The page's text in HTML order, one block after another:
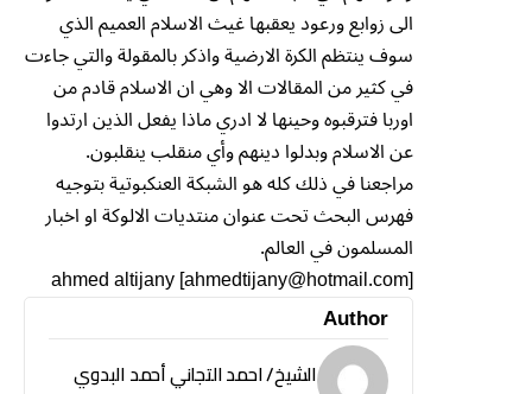
الى زوابع ورعود يعقبها غيث الاسلام العميم الذي
سوف ينتظم الكرة الارضية واذكر بالمقولة والتي جاءت
في كثير من المقالات الا وهي ان الاسلام قادم من
اوربا فترقبوه وحينها لا ادري ماذا يفعل الذين ارتدوا
عن الاسلام وبدلوا دينهم وأي منقلب ينقلبون.
مراجعنا في ذلك كله هو الشبكة العنكبوتية بتوجيه
فهرس البحث تحت عنوان منتديات الالوكة او اخبار
المسلمون في العالم.
ahmed altijany [ahmedtijany@hotmail.com]
Author
الشيخ/ احمد التجاني أحمد البدوي